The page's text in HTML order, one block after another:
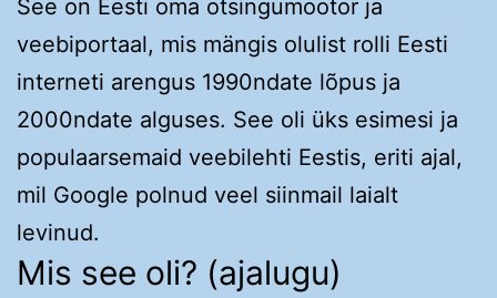
See on Eesti oma otsingumootor ja
veebiportaal, mis mängis olulist rolli Eesti
interneti arengus 1990ndate lõpus ja
2000ndate alguses. See oli üks esimesi ja
populaarsemaid veebilehti Eestis, eriti ajal,
mil Google polnud veel siinmail laialt
levinud.
Mis see oli? (ajalugu)